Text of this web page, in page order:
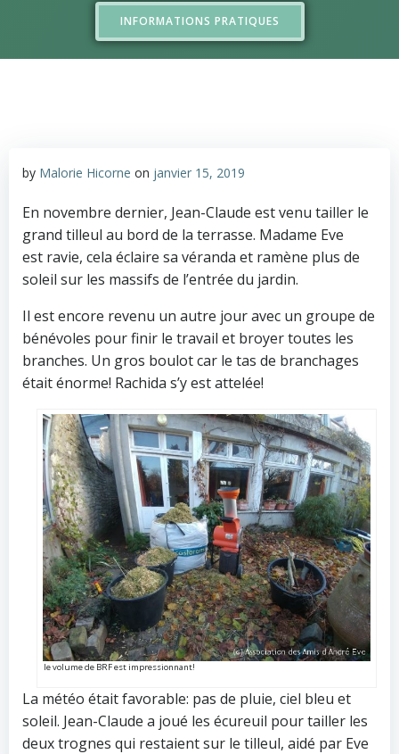
INFORMATIONS PRATIQUES
by Malorie Hicorne on janvier 15, 2019
En novembre dernier, Jean-Claude est venu tailler le
grand tilleul au bord de la terrasse. Madame Eve
est ravie, cela éclaire sa véranda et ramène plus de
soleil sur les massifs de l’entrée du jardin.
Il est encore revenu un autre jour avec un groupe de
bénévoles pour finir le travail et broyer toutes les
branches. Un gros boulot car le tas de branchages
était énorme! Rachida s’y est attelée!
le volume de BRF est impressionnant!
La météo était favorable: pas de pluie, ciel bleu et
soleil. Jean-Claude a joué les écureuil pour tailler les
deux trognes qui restaient sur le tilleul, aidé par Eve